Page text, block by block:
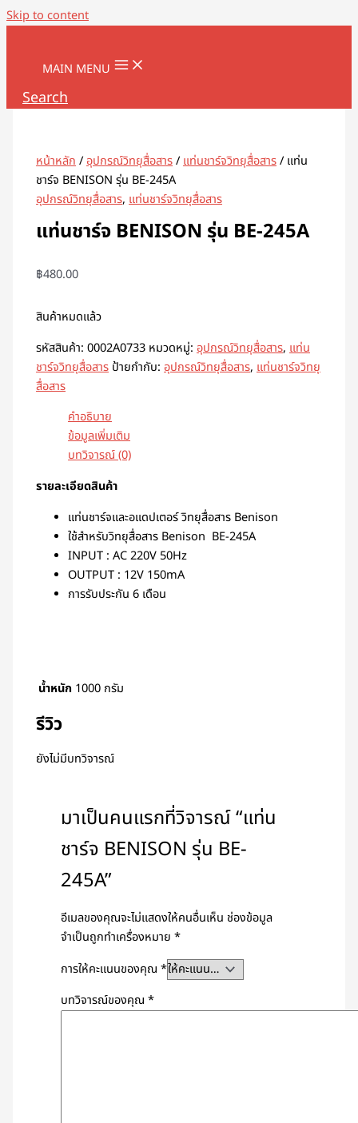
Skip to content
MAIN MENU
Search
หน้าหลัก/อุปกรณ์วิทยุสื่อสาร/แท่นชาร์จวิทยุสื่อสาร/ แท่น
ชาร์จ BENISON รุ่น BE-245A
อุปกรณ์วิทยุสื่อสาร,แท่นชาร์จวิทยุสื่อสาร
แท่นชาร์จ BENISON รุ่น BE-245A
฿480.00
สินค้าหมดแล้ว
รหัสสินค้า:0002A0733 หมวดหมู่:อุปกรณ์วิทยุสื่อสาร,แท่น
ชาร์จวิทยุสื่อสาร ป้ายกำกับ:อุปกรณ์วิทยุสื่อสาร,แท่นชาร์จวิทยุ
สื่อสาร
คำอธิบาย
ข้อมูลเพิ่มเติม
บทวิจารณ์ (0)
รายละเอียดสินค้า
แท่นชาร์จและอแดปเตอร์ วิทยุสื่อสาร Benison
ใช้สำหรับวิทยุสื่อสาร Benison BE-245A
INPUT : AC 220V 50Hz
OUTPUT : 12V 150mA
การรับประกัน 6 เดือน
น้ำหนัก 1000 กรัม
รีวิว
ยังไม่มีบทวิจารณ์
มาเป็นคนแรกที่วิจารณ์ “แท่น
ชาร์จ BENISON รุ่น BE-
245A”
อีเมลของคุณจะไม่แสดงให้คนอื่นเห็น ช่องข้อมูล
จำเป็นถูกทำเครื่องหมาย*
การให้คะแนนของคุณ*
บทวิจารณ์ของคุณ*